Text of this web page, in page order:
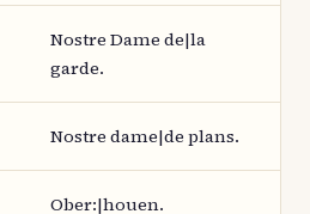
Nostre Dame de|la
garde.
Nostre dame|de plans.
Ober:|houen.